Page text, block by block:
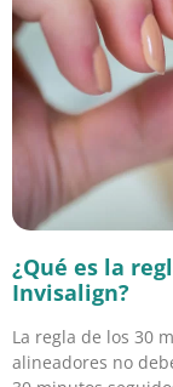
¿Qué es la
Invisalign?
La regla de los 30
alineadores no